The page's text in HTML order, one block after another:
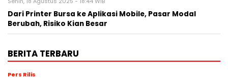
Dari Printer Bursa ke Aplikasi Mobile, Pasar Modal
Berubah, Risiko Kian Besar
BERITA TERBARU
Pers Rilis